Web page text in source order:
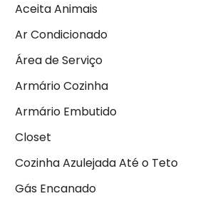
Aceita Animais
Ar Condicionado
Área de Serviço
Armário Cozinha
Armário Embutido
Closet
Cozinha Azulejada Até o Teto
Gás Encanado